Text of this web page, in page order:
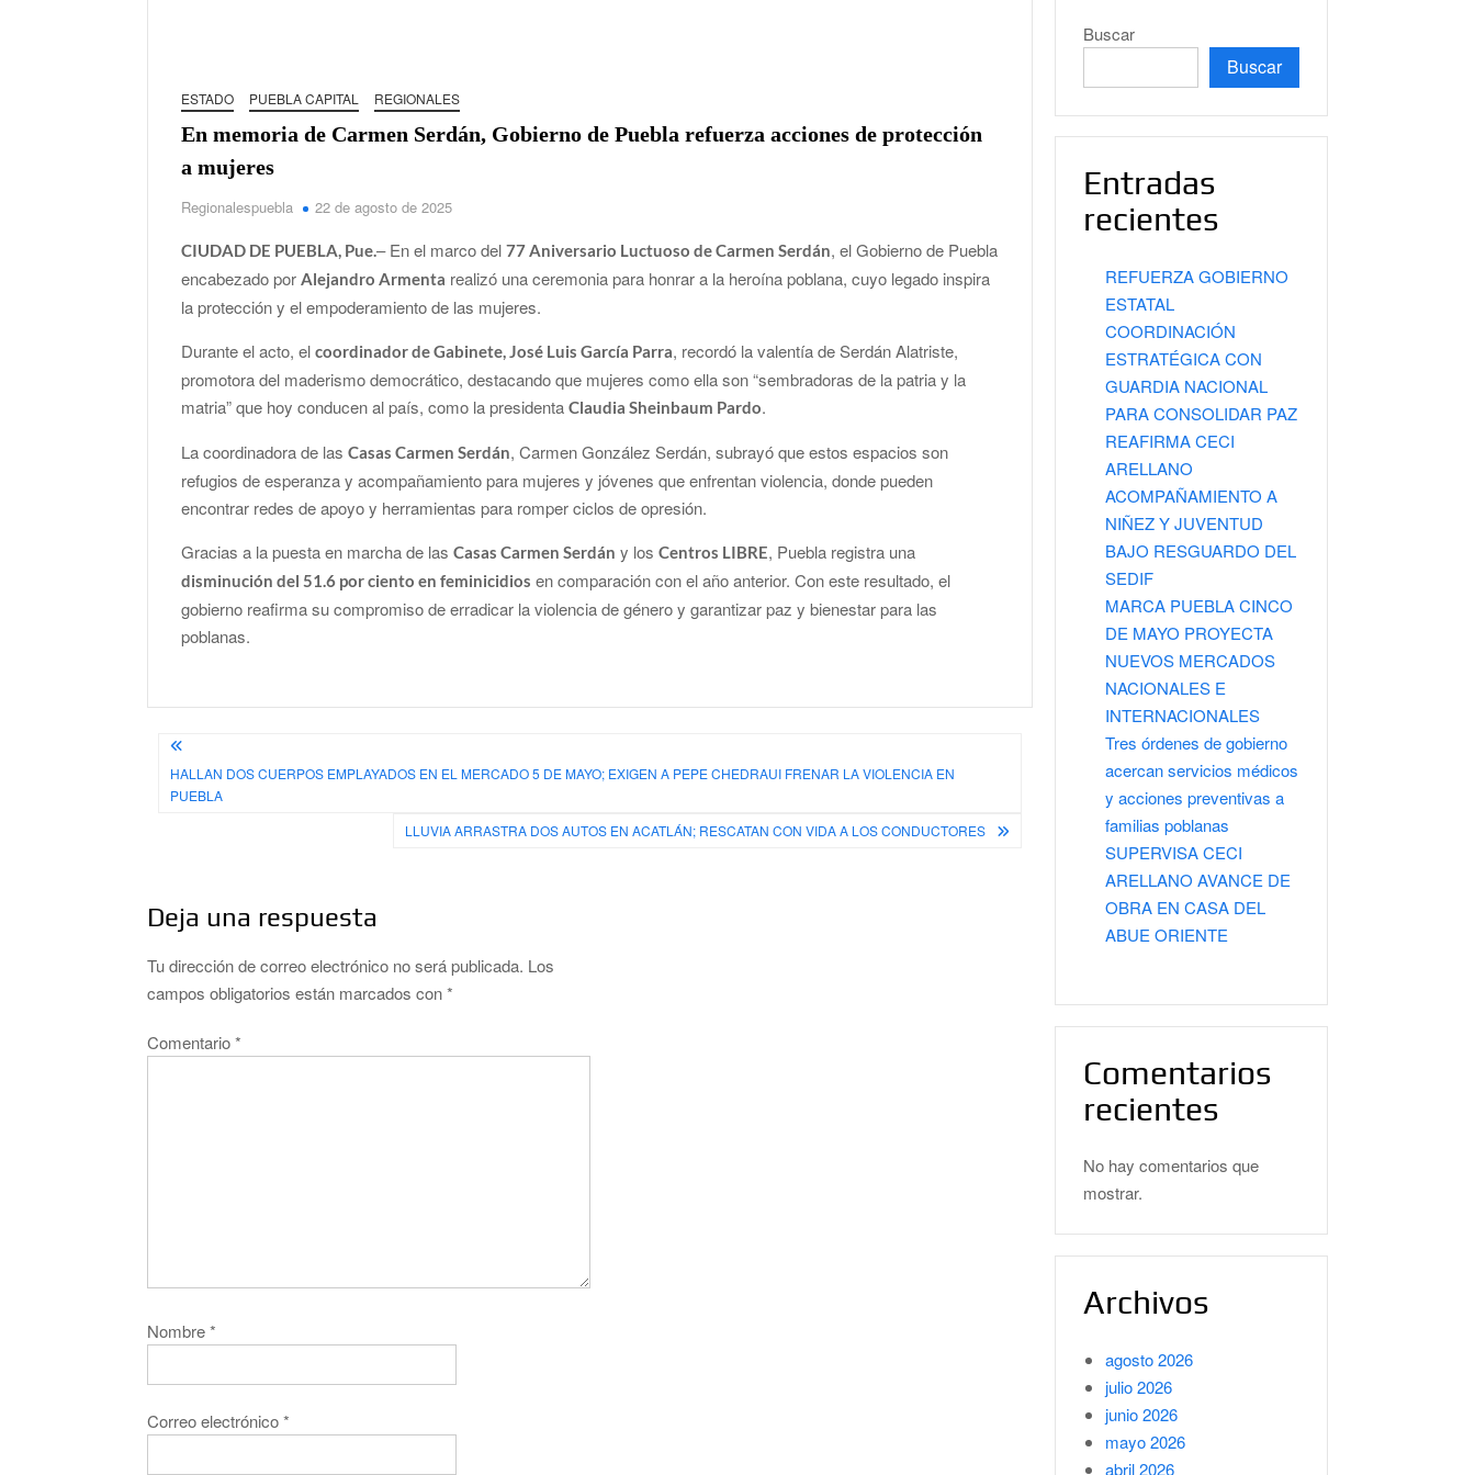
ESTADO PUEBLA CAPITAL REGIONALES
En memoria de Carmen Serdán, Gobierno de Puebla refuerza acciones de protección
a mujeres
Regionalespuebla 22 de agosto de 2025
CIUDAD DE PUEBLA, Pue.– En el marco del77 Aniversario Luctuoso de Carmen Serdán, el Gobierno de Puebla
encabezado porAlejandro Armenta realizó una ceremonia para honrar a la heroína poblana, cuyo legado inspira
la protección y el empoderamiento de las mujeres.
Durante el acto, elcoordinador de Gabinete, José Luis García Parra, recordó la valentía de Serdán Alatriste,
promotora del maderismo democrático, destacando que mujeres como ella son “sembradoras de la patria y la
matria” que hoy conducen al país, como la presidentaClaudia Sheinbaum Pardo.
La coordinadora de lasCasas Carmen Serdán, Carmen González Serdán, subrayó que estos espacios son
refugios de esperanza y acompañamiento para mujeres y jóvenes que enfrentan violencia, donde pueden
encontrar redes de apoyo y herramientas para romper ciclos de opresión.
Gracias a la puesta en marcha de lasCasas Carmen Serdán y losCentros LIBRE, Puebla registra una
disminución del 51.6 por ciento en feminicidios en comparación con el año anterior. Con este resultado, el
gobierno reafirma su compromiso de erradicar la violencia de género y garantizar paz y bienestar para las
poblanas.
Navegación
de
HALLAN DOS CUERPOS EMPLAYADOS EN EL MERCADO 5 DE MAYO; EXIGEN A PEPE CHEDRAUI FRENAR LA VIOLENCIA EN
PUEBLA
LLUVIA ARRASTRA DOS AUTOS EN ACATLÁN; RESCATAN CON VIDA A LOS CONDUCTORES
Deja una respuesta
Tu dirección de correo electrónico no será publicada. Los
campos obligatorios están marcados con*
Comentario*
Nombre*
Correo electrónico*
Buscar
Buscar
Entradas
recientes
REFUERZA GOBIERNO
ESTATAL
COORDINACIÓN
ESTRATÉGICA CON
GUARDIA NACIONAL
PARA CONSOLIDAR PAZ
REAFIRMA CECI
ARELLANO
ACOMPAÑAMIENTO A
NIÑEZ Y JUVENTUD
BAJO RESGUARDO DEL
SEDIF
MARCA PUEBLA CINCO
DE MAYO PROYECTA
NUEVOS MERCADOS
NACIONALES E
INTERNACIONALES
Tres órdenes de gobierno
acercan servicios médicos
y acciones preventivas a
familias poblanas
SUPERVISA CECI
ARELLANO AVANCE DE
OBRA EN CASA DEL
ABUE ORIENTE
Comentarios
recientes
No hay comentarios que
mostrar.
Archivos
agosto 2026
julio 2026
junio 2026
mayo 2026
abril 2026